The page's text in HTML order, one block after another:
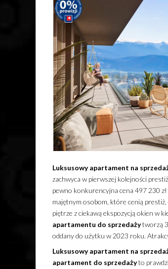
Luksusowy apartament na
zachwyca w pierwszej kolejności
pewno konkurencyjna cena 497 230
majętnym osobom, które cenią prestiż,
piętrze z ciekawą ekspozycją okien w
apartamentu do sprzedażytworzą 3
oddany do użytku w 2023 roku.
Luksusowy apartament na
apartament do sprzedażyto